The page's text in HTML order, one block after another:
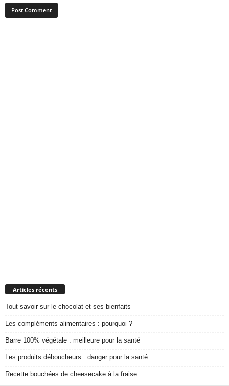
Articles récents
Tout savoir sur le chocolat et ses bienfaits
Les compléments alimentaires : pourquoi ?
Barre 100% végétale : meilleure pour la santé
Les produits déboucheurs : danger pour la santé
Recette bouchées de cheesecake à la fraise